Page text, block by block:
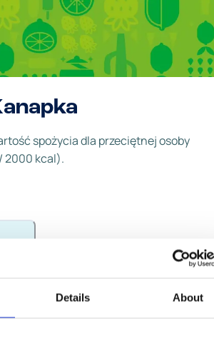
Details About
spożycia dla przeciętnej osoby
2000 kcal).